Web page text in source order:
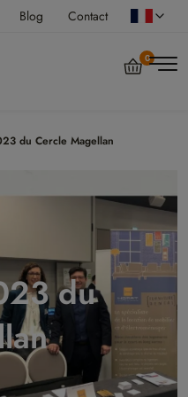
Blog Contact
0
du Cercle Magellan
du